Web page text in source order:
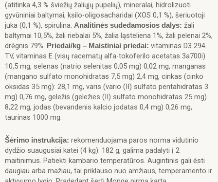
(atitinka 4,3 % šviežių žaliųjų pupelių), mineralai, hidrolizuoti
gyvūniniai baltymai, ksilo-oligosacharidai (XOS 0,1 %), šeriuotoji
juka (0,1 %), spirulina. Analitinės sudedamosios dalys: žali
baltymai 10,5%, žali riebalai 5%, žalia ląsteliena 1%, žali pelenai 2%,
drėgnis 79%. Priedai/kg – Maistiniai priedai: vitaminas D3 294
TV, vitaminas E (visų racematų alfa-tokoferilo acetatas 3a700i)
10,5 mg, selenas (natrio selenitas 0,05 mg) 0,02 mg, manganas
(mangano sulfato monohidratas 7,5 mg) 2,4 mg, cinkas (cinko
oksidas 35 mg): 28,1 mg, varis (vario (II) sulfato pentahidratas 3
mg) 0,76 mg, geležis (geležies (II) sulfato monohidratas 25 mg)
8,22 mg, jodas (bevandenis kalcio jodatas 0,4 mg) 0,26 mg,
taurinas 1000 mg.
Šėrimo instrukcija: rekomenduojama paros norma vidutinio
dydžio suaugusiai katei (4 kg): 182 g, galima padalyti į 2
maitinimus. Patiekti kambario temperatūros. Augintinis gali ėsti
daugiau arba mažiau, tai priklauso nuo amžiaus, temperamento ir